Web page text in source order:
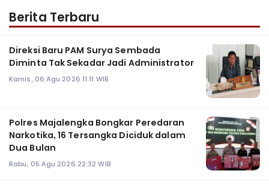
Berita Terbaru
Direksi Baru PAM Surya Sembada
Diminta Tak Sekadar Jadi Administrator
Kamis, 06 Agu 2026 11:11 WIB
Polres Majalengka Bongkar Peredaran
Narkotika, 16 Tersangka Diciduk dalam
Dua Bulan
Rabu, 05 Agu 2026 22:32 WIB